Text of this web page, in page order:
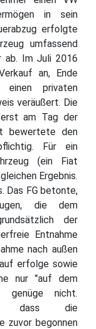
in sein
erfolgte
umfassend
ab. Im Juli 2016
an, Ende
privaten
veräußert. Die
erst am Tag der
bewertete den
Für ein
(ein Fiat
Ergebnis.
Das FG betonte,
die dem
der
Entnahme
nach außen
erfolge sowie
nur "auf dem
genüge nicht.
dass die
zuvor begonnen